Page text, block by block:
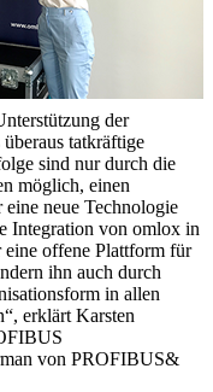
der
tatkräftige
sind nur durch die
möglich, einen
eine neue Technologie
Integration von omlox in
offene Plattform für
ihn auch durch
in allen
erklärt Karsten
von PROFIBUS&